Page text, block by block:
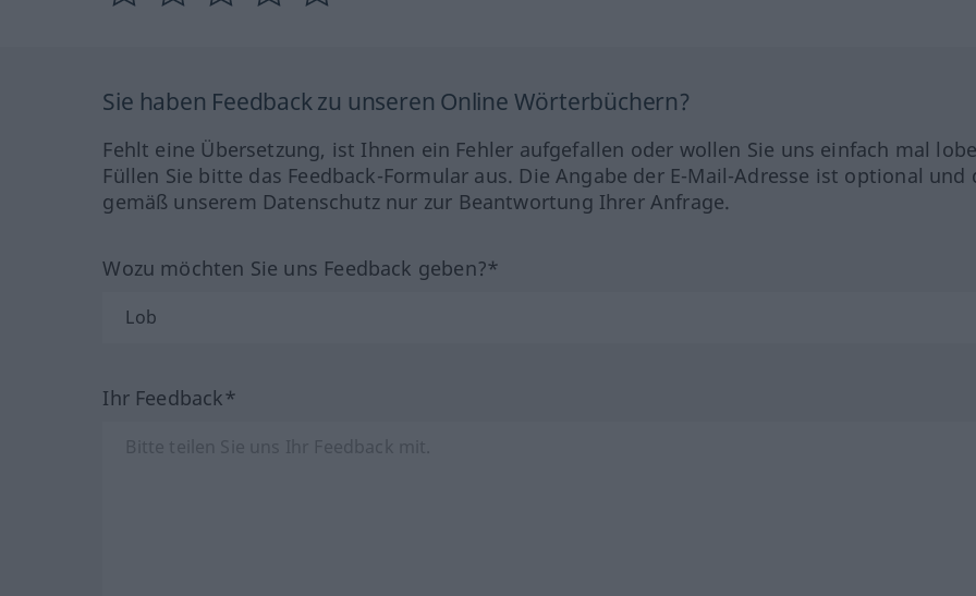
Sie haben Feedback zu unseren Online Wörterbüchern?
Fehlt eine Übersetzung, ist Ihnen ein Fehler aufgefallen oder wollen Sie uns einfach mal
Füllen Sie bitte das Feedback-Formular aus. Die Angabe der E-Mail-Adresse ist optional und
gemäß unserem Datenschutz nur zur Beantwortung Ihrer Anfrage.
Wozu möchten Sie uns Feedback geben?*
Ihr Feedback*